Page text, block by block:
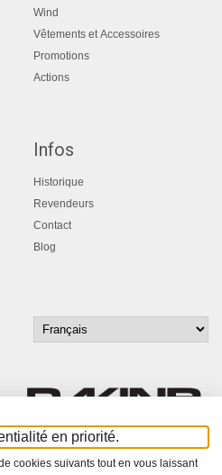
Wind
Vêtements et Accessoires
Promotions
Actions
Infos
Historique
Revendeurs
Contact
Blog
en priorité.
cookies suivants tout en vous laissant